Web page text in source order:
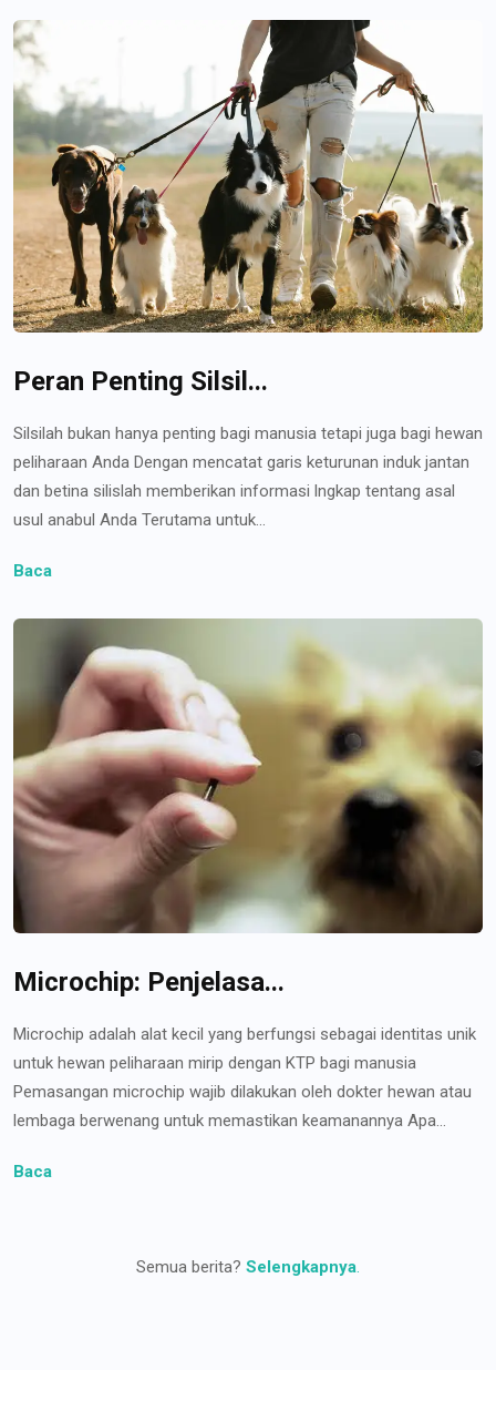
Peran Penting Silsil...
Silsilah bukan hanya penting bagi manusia tetapi juga bagi hewan
peliharaan Anda Dengan mencatat garis keturunan induk jantan
dan betina silislah memberikan informasi lngkap tentang asal
usul anabul Anda Terutama untuk...
Baca
Microchip: Penjelasa...
Microchip adalah alat kecil yang berfungsi sebagai identitas unik
untuk hewan peliharaan mirip dengan KTP bagi manusia
Pemasangan microchip wajib dilakukan oleh dokter hewan atau
lembaga berwenang untuk memastikan keamanannya Apa...
Baca
Semua berita? Selengkapnya